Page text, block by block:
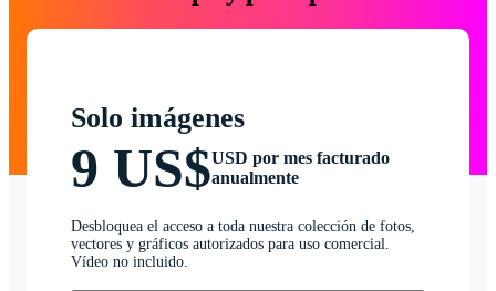
Solo imágenes
9 US$USD por mes facturado
anualmente
Desbloquea el acceso a toda nuestra colección de fotos,
vectores y gráficos autorizados para uso comercial.
Vídeo no incluido.